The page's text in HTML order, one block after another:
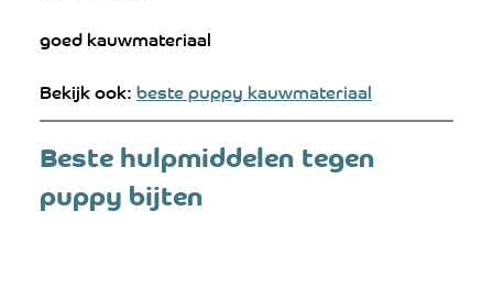
goed kauwmateriaal
Bekijk ook: beste puppy kauwmateriaal
Beste hulpmiddelen tegen
puppy bijten